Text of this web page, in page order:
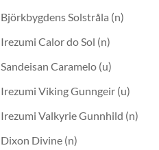
Björkbygdens Solstråla (n)
Irezumi Calor do Sol (n)
Sandeisan Caramelo (u)
Irezumi Viking Gunngeir (u)
Irezumi Valkyrie Gunnhild (n)
Dixon Divine (n)